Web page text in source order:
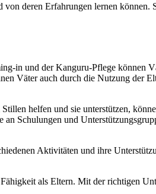
deren Erfahrungen lernen können.
in und der Kanguru-Pflege können
Väter auch durch die Nutzung der
helfen und sie unterstützen,
Schulungen und
Aktivitäten und ihre
als Eltern. Mit der richtigen